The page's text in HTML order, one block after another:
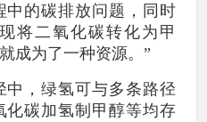
中的碳排放问题，同时
将二氧化碳转化为甲
成为了一种资源。”
中，绿氢可与多条路径
化碳加氢制甲醇等均存